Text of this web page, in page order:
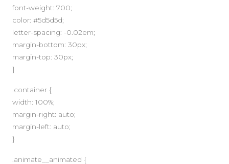
font-weight: 700;
color: #5d5d5d;
letter-spacing: -0.02em;
margin-bottom: 30px;
margin-top: 30px;
}
.container {
width: 100%;
margin-right: auto;
margin-left: auto;
}
.animate__animated {